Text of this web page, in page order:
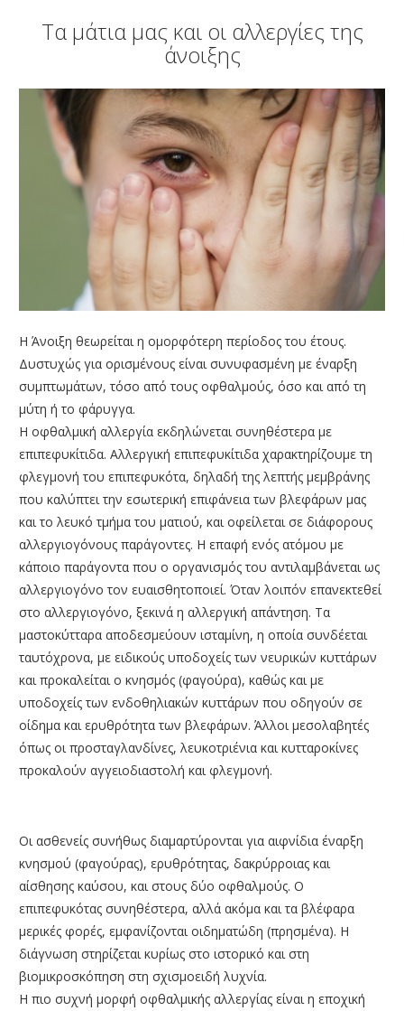
ΤΜΗΜΑ ΚΕΡΑΤΟΕΙΔΟΥΣ & ΜΕΤΑΜΟΣΧΕΥΣΕΩΝ
ΤΜΗΜΑ ΟΦΘΑΛΜΟΛΟΓΙΚΟΥ CHECK UP
ΤΜΗΜΑ ΕΚΠΑΙΔΕΥΣΗΣ & ΕΡΕΥΝΑΣ
ΠΑΘΗΣΕΙΣ
ΣΥΓΧΡΟΝΟΣ ΕΞΟΠΛΙΣΜΟΣ
ΕΠΙΚΟΙΝΩΝΙΑ
Τα μάτια μας και οι αλλεργίες της
άνοιξης
Η Άνοιξη θεωρείται η ομορφότερη περίοδος του έτους.
Δυστυχώς για ορισμένους είναι συνυφασμένη με έναρξη
συμπτωμάτων, τόσο από τους οφθαλμούς, όσο και από τη
μύτη ή το φάρυγγα.
Η οφθαλμική αλλεργία εκδηλώνεται συνηθέστερα με
επιπεφυκίτιδα. Αλλεργική επιπεφυκίτιδα χαρακτηρίζουμε τη
φλεγμονή του επιπεφυκότα, δηλαδή της λεπτής μεμβράνης
που καλύπτει την εσωτερική επιφάνεια των βλεφάρων μας
και το λευκό τμήμα του ματιού, και οφείλεται σε διάφορους
αλλεργιογόνους παράγοντες. Η επαφή ενός ατόμου με
κάποιο παράγοντα που ο οργανισμός του αντιλαμβάνεται ως
αλλεργιογόνο τον ευαισθητοποιεί. Όταν λοιπόν επανεκτεθεί
στο αλλεργιογόνο, ξεκινά η αλλεργική απάντηση. Τα
μαστοκύτταρα αποδεσμεύουν ισταμίνη, η οποία συνδέεται
ταυτόχρονα, με ειδικούς υποδοχείς των νευρικών κυττάρων
και προκαλείται ο κνησμός (φαγούρα), καθώς και με
υποδοχείς των ενδοθηλιακών κυττάρων που οδηγούν σε
οίδημα και ερυθρότητα των βλεφάρων. Άλλοι μεσολαβητές
όπως οι προσταγλανδίνες, λευκοτριένια και κυτταροκίνες
προκαλούν αγγειοδιαστολή και φλεγμονή.
Οι ασθενείς συνήθως διαμαρτύρονται για αιφνίδια έναρξη
κνησμού (φαγούρας), ερυθρότητας, δακρύρροιας και
αίσθησης καύσου, και στους δύο οφθαλμούς. Ο
επιπεφυκότας συνηθέστερα, αλλά ακόμα και τα βλέφαρα
μερικές φορές, εμφανίζονται οιδηματώδη (πρησμένα). Η
διάγνωση στηρίζεται κυρίως στο ιστορικό και στη
βιομικροσκόπηση στη σχισμοειδή λυχνία.
Η πιο συχνή μορφή οφθαλμικής αλλεργίας είναι η εποχική